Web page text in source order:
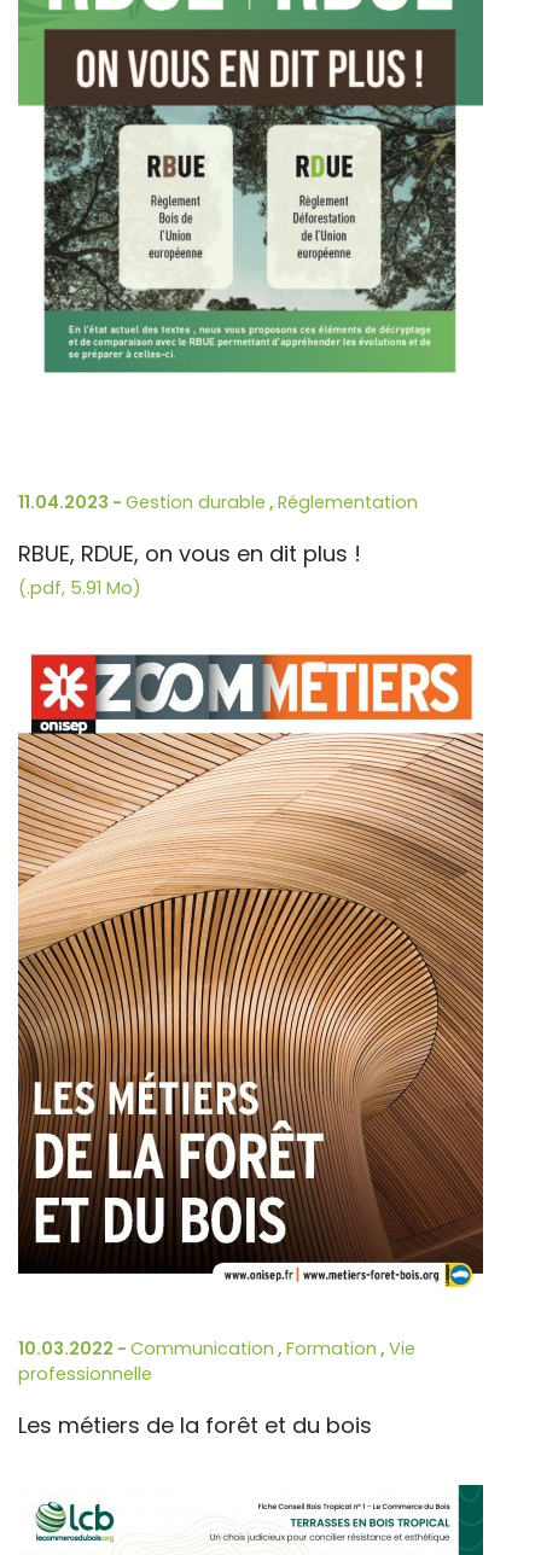
11.04.2023 - Gestion durable , Réglementation
RBUE, RDUE, on vous en dit plus !
(.pdf, 5.91 Mo)
10.03.2022 - Communication , Formation , Vie
professionnelle
Les métiers de la forêt et du bois